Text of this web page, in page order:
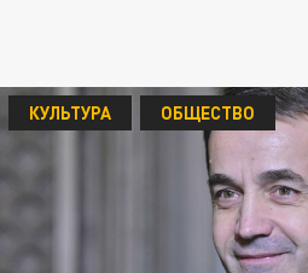
КУЛЬТУРА ОБЩЕСТВО